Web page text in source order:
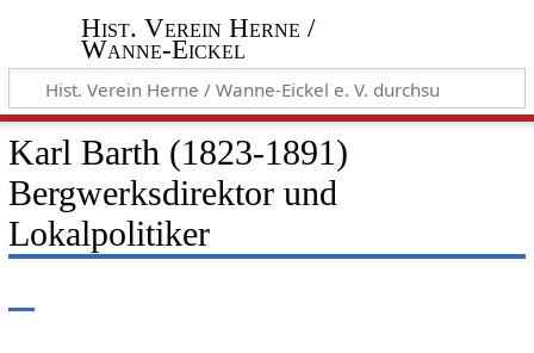
Hist. Verein Herne /
Wanne-Eickel
Karl Barth (1823-1891)
Bergwerksdirektor und
Lokalpolitiker